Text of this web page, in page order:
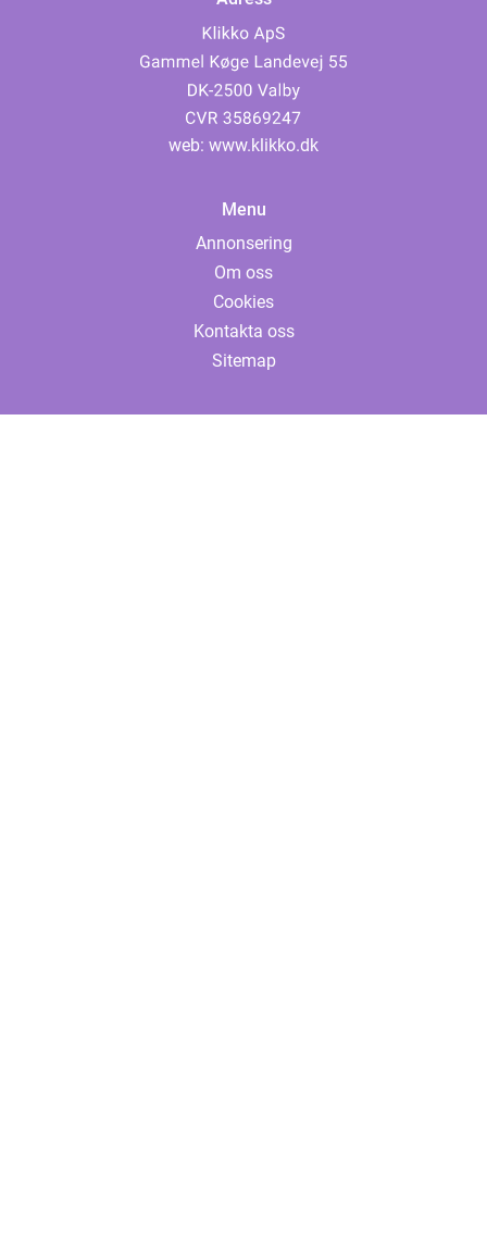
web: www.klikko.dk
Menu
Annonsering
Om oss
Cookies
Kontakta oss
Sitemap